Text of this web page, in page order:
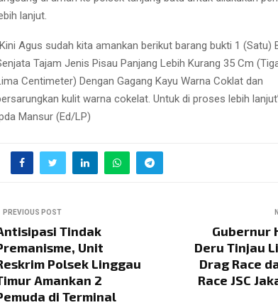
lanjut.
Agus sudah kita amankan berikut barang bukti 1 (Satu)
Tajam Jenis Pisau Panjang Lebih Kurang 35 Cm
Centimeter) Dengan Gagang Kayu Warna Coklat dan
kulit warna cokelat. Untuk di proses lebih
Mansur (Ed/LP)
PREVIOUS POST
Tindak
Unit
Polsek Linggau
Amankan 2
di Terminal
Gubernur
Deru Tinjau
Drag Race
Race JSC